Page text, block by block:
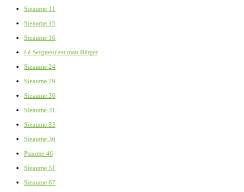
Sieaume 11
Sieaume 15
Sieaume 16
Lé Seigneur est man Bèrger
Sieaume 24
Sieaume 29
Sieaume 30
Sieaume 31
Sieaume 33
Sieaume 36
Psaume 46
Sieaume 51
Sieaume 67